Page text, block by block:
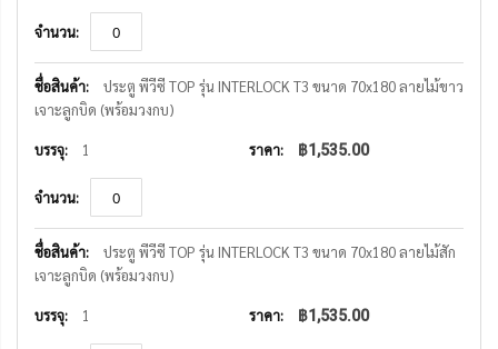
ประตู พีวีซี TOP รุ่น INTERLOCK T3 ขนาด 70x180 ลายไม้ขาว
เจาะลูกบิด (พร้อมวงกบ)
1 ฿1,535.00
ประตู พีวีซี TOP รุ่น INTERLOCK T3 ขนาด 70x180 ลายไม้สัก
เจาะลูกบิด (พร้อมวงกบ)
1 ฿1,535.00